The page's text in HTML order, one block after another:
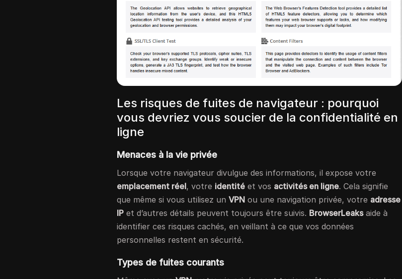
Les risques de fuites de navigateur : pourquoi
vous devriez vous soucier de la confidentialité en
ligne
Menaces à la vie privée
Lorsque votre navigateur divulgue des informations, il expose votre
emplacement réel, votre identité et vos activités en ligne. Cela signifie
que même si vous utilisez unVPN ou une navigation privée, votre adresse
IP et d’autres détails peuvent toujours être suivis. BrowserLeaksaide à
identifier ces risques cachés, en veillant à ce que vos données
personnelles restent en sécurité.
Types de fuites courants